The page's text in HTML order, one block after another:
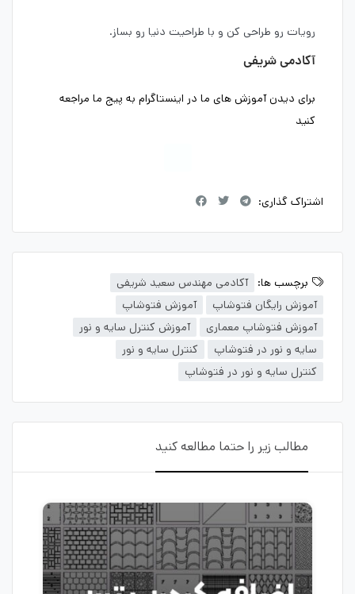
رویات رو طراحی کن و با طراحیت دنیا رو بساز.
آکادمی شریفی
برای دیدن آموزش های ما در اینستاگرام به پیج ما مراجعه
کنید
اشتراک گذاری:
برچسب ها:
آکادمی مهندس سعید شریفی
آموزش رایگان فتوشاپ
آموزش فتوشاپ
آموزش فتوشاپ معماری
آموزش کنترل سایه و نور
سایه و نور در فتوشاپ
کنترل سایه و نور
کنترل سایه و نور در فتوشاپ
مطالب زیر را حتما مطالعه کنید